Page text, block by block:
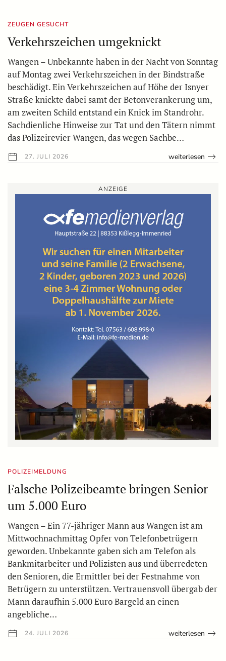
ZEUGEN GESUCHT
Verkehrszeichen umgeknickt
Wangen – Unbekannte haben in der Nacht von Sonntag
auf Montag zwei Verkehrszeichen in der Bindstraße
beschädigt. Ein Verkehrszeichen auf Höhe der Isnyer
Straße knickte dabei samt der Betonverankerung um,
am zweiten Schild entstand ein Knick im Standrohr.
Sachdienliche Hinweise zur Tat und den Tätern nimmt
das Polizeirevier Wangen, das wegen Sachbe…
27. JULI 2026 weiterlesen
ANZEIGE
POLIZEIMELDUNG
Falsche Polizeibeamte bringen Senior
um 5.000 Euro
Wangen – Ein 77-jähriger Mann aus Wangen ist am
Mittwochnachmittag Opfer von Telefonbetrügern
geworden. Unbekannte gaben sich am Telefon als
Bankmitarbeiter und Polizisten aus und überredeten
den Senioren, die Ermittler bei der Festnahme von
Betrügern zu unterstützen. Vertrauensvoll übergab der
Mann daraufhin 5.000 Euro Bargeld an einen
angebliche…
24. JULI 2026 weiterlesen